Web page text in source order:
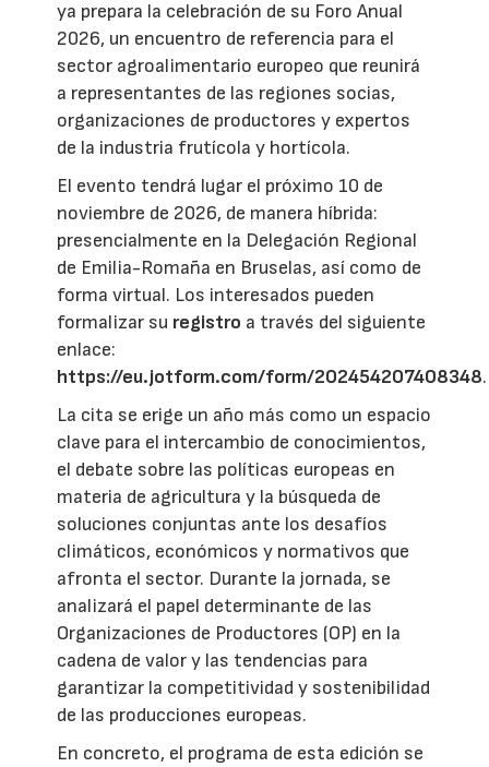
ya prepara la celebración de su Foro Anual
2026, un encuentro de referencia para el
sector agroalimentario europeo que reunirá
a representantes de las regiones socias,
organizaciones de productores y expertos
de la industria frutícola y hortícola.
El evento tendrá lugar el próximo 10 de
noviembre de 2026, de manera híbrida:
presencialmente en la Delegación Regional
de Emilia-Romaña en Bruselas, así como de
forma virtual. Los interesados pueden
formalizar su registro a través del siguiente
enlace:
https://eu.jotform.com/form/202454207408348.
La cita se erige un año más como un espacio
clave para el intercambio de conocimientos,
el debate sobre las políticas europeas en
materia de agricultura y la búsqueda de
soluciones conjuntas ante los desafíos
climáticos, económicos y normativos que
afronta el sector. Durante la jornada, se
analizará el papel determinante de las
Organizaciones de Productores (OP) en la
cadena de valor y las tendencias para
garantizar la competitividad y sostenibilidad
de las producciones europeas.
En concreto, el programa de esta edición se